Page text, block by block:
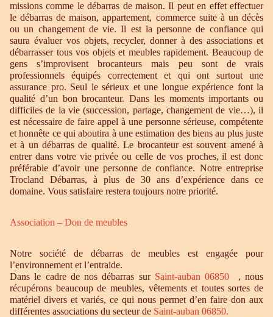
missions comme le débarras de maison. Il peut en effet effectuer
le débarras de maison, appartement, commerce suite à un décès
ou un changement de vie. Il est la personne de confiance qui
saura évaluer vos objets, recycler, donner à des associations et
débarrasser tous vos objets et meubles rapidement. Beaucoup de
gens s’improvisent brocanteurs mais peu sont de vrais
professionnels équipés correctement et qui ont surtout une
assurance pro. Seul le sérieux et une longue expérience font la
qualité d’un bon brocanteur. Dans les moments importants ou
difficiles de la vie (succession, partage, changement de vie…), il
est nécessaire de faire appel à une personne sérieuse, compétente
et honnête ce qui aboutira à une estimation des biens au plus juste
et à un débarras de qualité. Le brocanteur est souvent amené à
entrer dans votre vie privée ou celle de vos proches, il est donc
préférable d’avoir une personne de confiance. Notre entreprise
Trocland Débarras, à plus de 30 ans d’expérience dans ce
domaine. Vous satisfaire restera toujours notre priorité.
Association – Don de meubles
Notre société de débarras de meubles est engagée pour
l’environnement et l’entraide.
Dans le cadre de nos débarras sur Saint-auban 06850 , nous
récupérons beaucoup de meubles, vêtements et toutes sortes de
matériel divers et variés, ce qui nous permet d’en faire don aux
différentes associations du secteur de Saint-auban 06850.